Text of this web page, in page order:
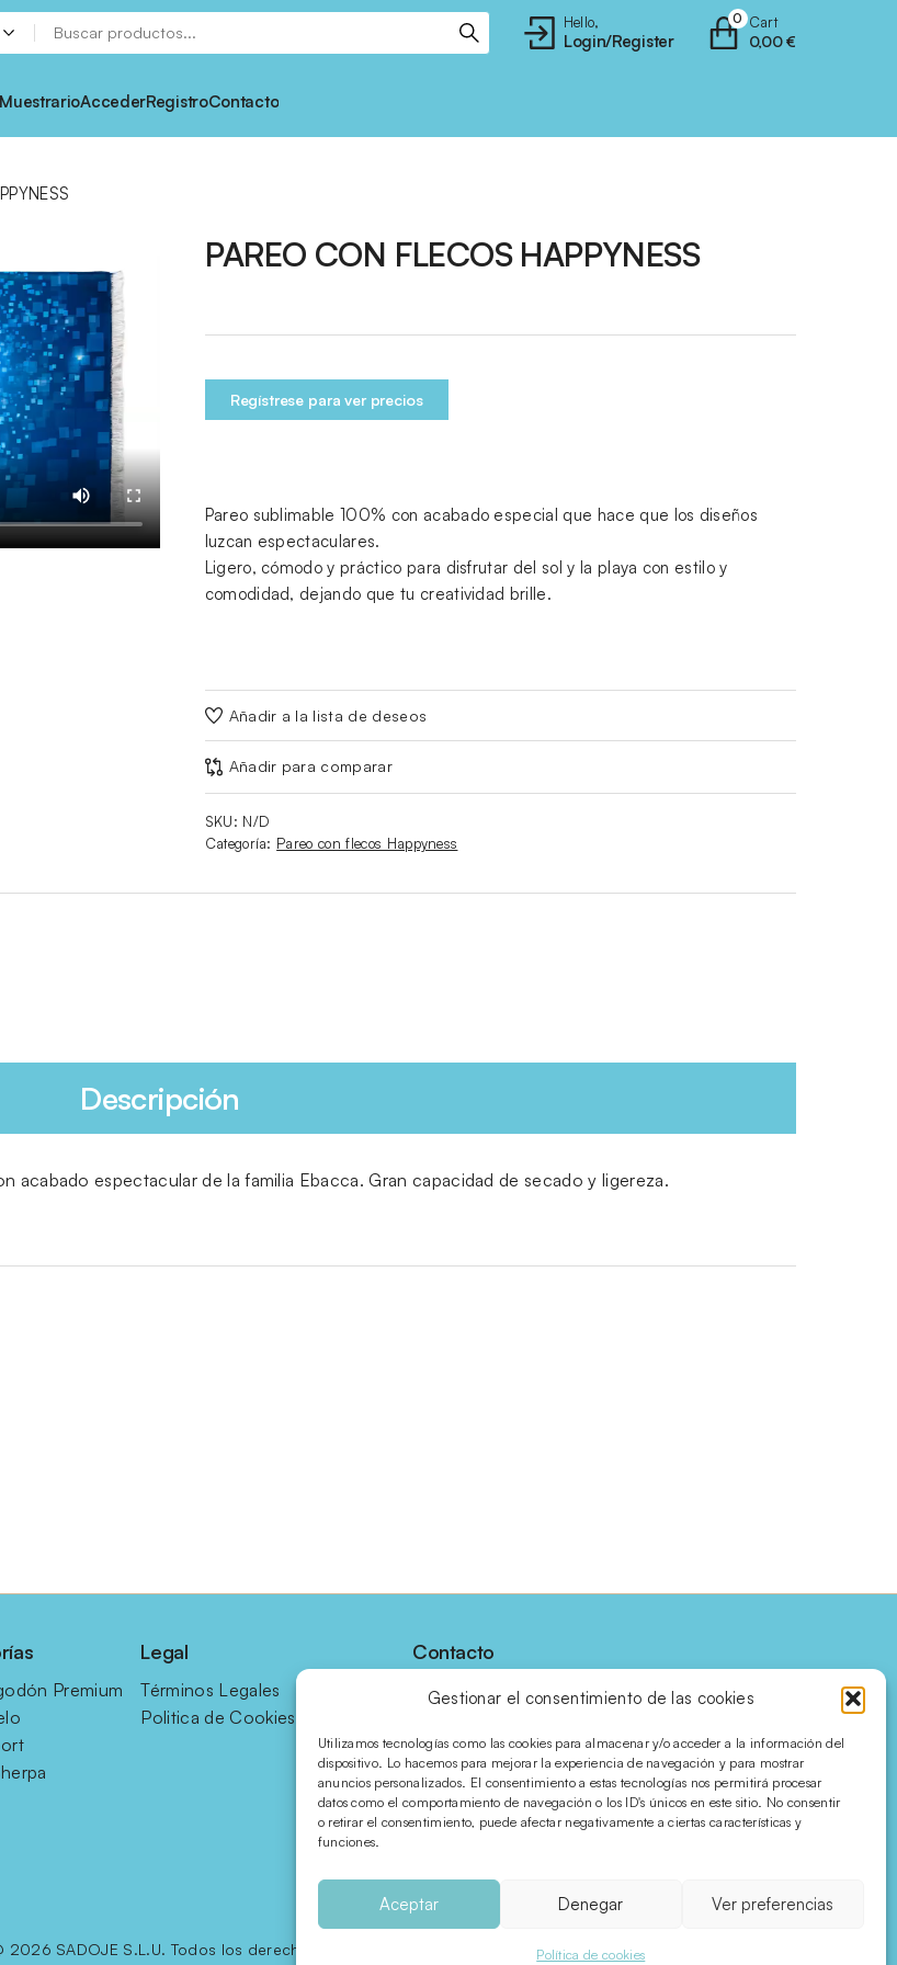
Gestionar el consentimiento de las cookies
Utilizamos tecnologías como las cookies para almacenar y/o acceder a la información del
dispositivo. Lo hacemos para mejorar la experiencia de navegación y para mostrar
anuncios personalizados. El consentimiento a estas tecnologías nos permitirá procesar
datos como el comportamiento de navegación o los ID's únicos en este sitio. No consentir
o retirar el consentimiento, puede afectar negativamente a ciertas características y
funciones.
Aceptar Denegar Ver preferencias
Política de cookies
Hello,
Login/Register
Cart
0,00€
0
MuestrarioAccederRegistroContacto
PAREO CON FLECOS HAPPYNESS
Regístrese para ver precios
Pareo sublimable 100% con acabado especial que hace que los diseños
luzcan espectaculares.
Ligero, cómodo y práctico para disfrutar del sol y la playa con estilo y
comodidad, dejando que tu creatividad brille.
Añadir a la lista de deseos
Añadir para comparar
SKU: N/D
Categoría: Pareo con flecos Happyness
Descripción
espectacular de la familia Ebacca. Gran capacidad de secado y ligereza.
Premium
Legal
Términos Legales
Politica de Cookies
Contacto
C/ Villena, 7 bajos
Mariola
Alicante · SPAIN
Síguenos en redes
2026 SADOJE S.L.U. Todos los derechos reservados.